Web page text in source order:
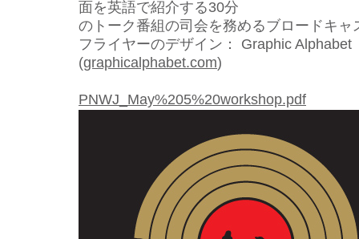
面を英語で紹介する30分
のトーク番組の司会を務めるブロードキャ
フライヤーのデザイン： Graphic Alphabet
(graphicalphabet.com)
PNWJ_May%205%20workshop.pdf